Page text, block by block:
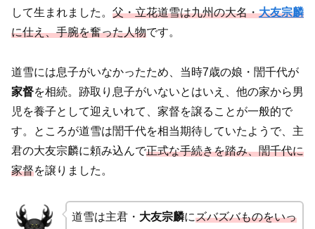
して生まれました。 父・立花道雪は九州の大名・大友宗麟
に仕え、手腕を奮った人物です。
道雪には息子がいなかったため、当時7歳の娘・誾千代が
家督を相続。跡取り息子がいないとはいえ、他の家から男
児を養子として迎えいれて、家督を譲ることが一般的で
す。ところが道雪は誾千代を相当期待していたようで、主
君の大友宗麟に頼み込んで正式な手続きを踏み、誾千代に
家督を譲りました。
道雪は主君・ 大友宗麟にズバズバものをいっ